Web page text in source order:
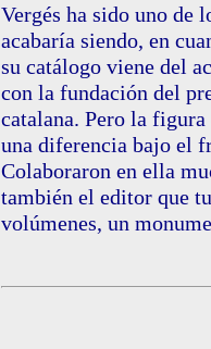
Vergés ha sido uno de
acabaría siendo, en
su catálogo viene del
con la fundación del
catalana. Pero la figura
una diferencia bajo el
Colaboraron en ella
también el editor que
volúmenes, un